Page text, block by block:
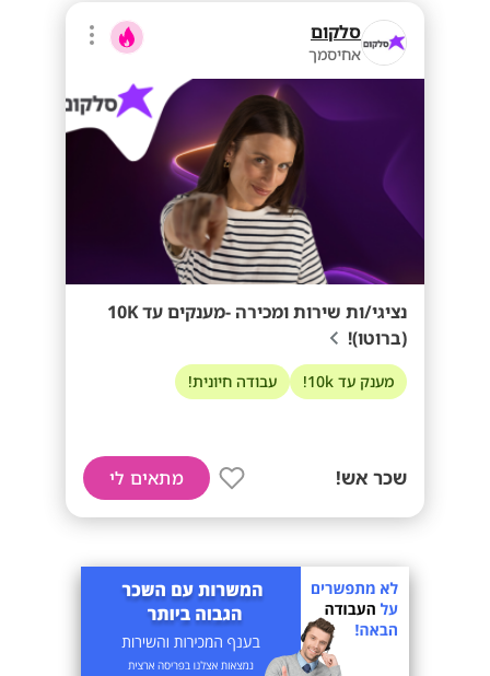
סלקום
אחיסמך
נציגי/ות שירות ומכירה -מענקים עד 10K
(ברוטו)!
מענק עד 10k! עבודה חיונית!
שכר אש! מתאים לי